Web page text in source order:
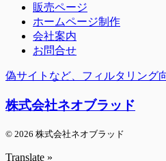
販売ページ
ホームページ制作
会社案内
お問合せ
偽サイトなど、フィルタリング
株式会社ネオブラッド
© 2026 株式会社ネオブラッド
Translate »